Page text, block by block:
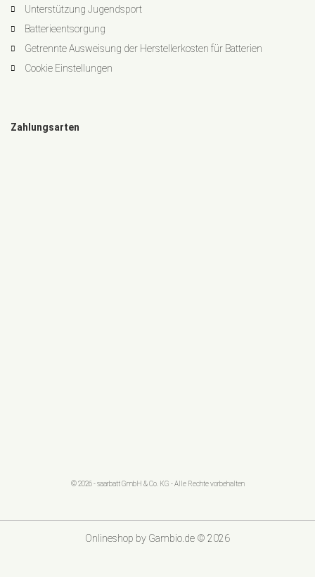
Unterstützung Jugendsport
Batterieentsorgung
Getrennte Ausweisung der Herstellerkosten für Batterien
Cookie Einstellungen
Zahlungsarten
© 2026 - saarbatt GmbH & Co. KG - Alle Rechte vorbehalten
Onlineshop by Gambio.de © 2026